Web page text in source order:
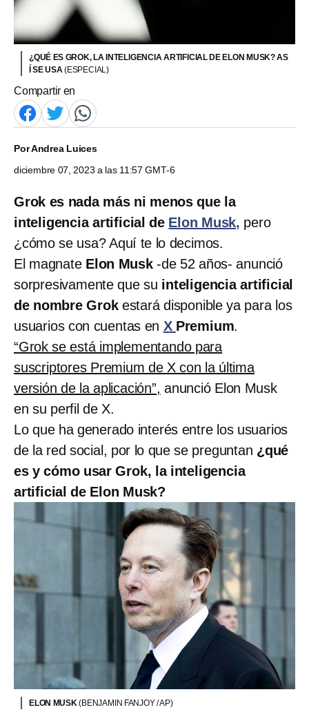
¿QUÉ ES GROK, LA INTELIGENCIA ARTIFICIAL DE ELON MUSK? AS
Í SE USA(ESPECIAL)
Compartir en
PorAndrea Luices
diciembre 07, 2023 a las 11:57 GMT-6
Grok es nada más ni menos que la
inteligencia artificial de Elon Musk, pero
¿cómo se usa? Aquí te lo decimos.
El magnate Elon Musk-de 52 años- anunció
sorpresivamente que su inteligencia artificial
de nombre Grok estará disponible ya para los
usuarios con cuentas en X Premium.
“Grok se está implementando para
suscriptores Premium de X con la última
versión de la aplicación”, anunció Elon Musk
en su perfil de X.
Lo que ha generado interés entre los usuarios
de la red social, por lo que se preguntan ¿qué
es y cómo usar Grok, la inteligencia
artificial de Elon Musk?
ELON MUSK(BENJAMIN FANJOY / AP)